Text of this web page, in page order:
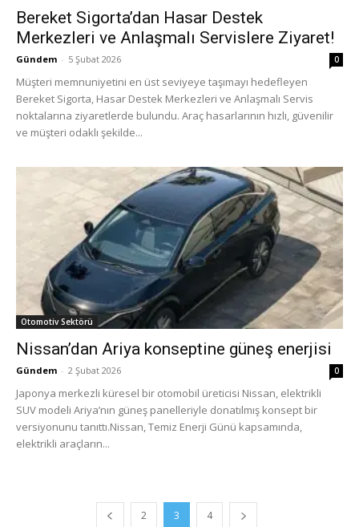
Bereket Sigorta’dan Hasar Destek
Merkezleri ve Anlaşmalı Servislere Ziyaret!
Gündem - 5 Şubat 2026 0
Müşteri memnuniyetini en üst seviyeye taşımayı hedefleyen
Bereket Sigorta, Hasar Destek Merkezleri ve Anlaşmalı Servis
noktalarına ziyaretlerde bulundu. Araç hasarlarının hızlı, güvenilir
ve müşteri odaklı şekilde...
Otomotiv Sektörü
Nissan’dan Ariya konseptine güneş enerjisi
Gündem - 2 Şubat 2026 0
Japonya merkezli küresel bir otomobil üreticisi Nissan, elektrikli
SUV modeli Ariya’nın güneş panelleriyle donatılmış konsept bir
versiyonunu tanıttı.Nissan, Temiz Enerji Günü kapsamında,
elektrikli araçların...
2 3 4